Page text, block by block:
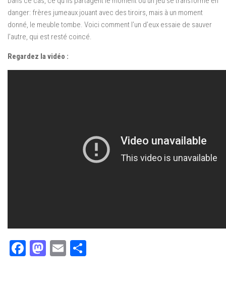
danger: frères jumeaux jouant avec des tiroirs, mais à un moment
donné, le meuble tombe. Voici comment l’un d’eux essaie de sauver
l’autre, qui est resté coincé.
Regardez la vidéo :
Facebook
Mastodon
Email